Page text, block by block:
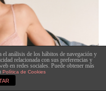
análisis de los hábitos de navegación y
relacionada con sus preferencias y
en redes sociales. Puede obtener más
Política de Cookies